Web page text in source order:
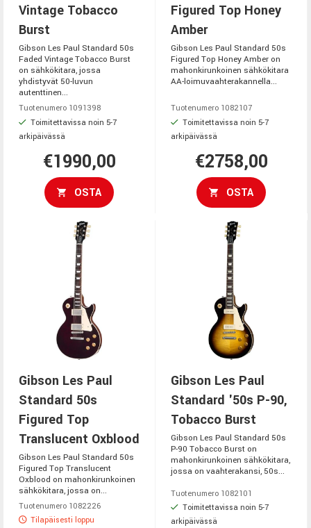
Vintage Tobacco
Burst
Gibson Les Paul Standard 50s
Faded Vintage Tobacco Burst
on sähkökitara, jossa
yhdistyvät 50-luvun
autenttinen...
Tuotenumero 1091398
Toimitettavissa noin 5-7
arkipäivässä
€1990,00
OSTA
Figured Top Honey
Amber
Gibson Les Paul Standard 50s
Figured Top Honey Amber on
mahonkirunkoinen sähkökitara
AA-loimuvaahterakannella...
Tuotenumero 1082107
Toimitettavissa noin 5-7
arkipäivässä
€2758,00
OSTA
Gibson Les Paul
Standard 50s
Figured Top
Translucent Oxblood
Gibson Les Paul Standard 50s
Figured Top Translucent
Oxblood on mahonkirunkoinen
sähkökitara, jossa on...
Tuotenumero 1082226
Tilapäisesti loppu
Gibson Les Paul
Standard '50s P-90,
Tobacco Burst
Gibson Les Paul Standard 50s
P-90 Tobacco Burst on
mahonkirunkoinen sähkökitara,
jossa on vaahterakansi, 50s...
Tuotenumero 1082101
Toimitettavissa noin 5-7
arkipäivässä